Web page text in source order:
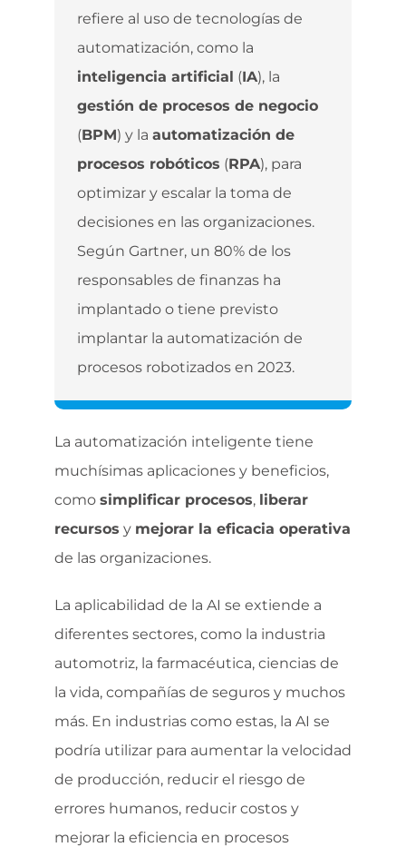
refiere al uso de tecnologías de
automatización, como la
inteligencia artificial (IA), la
gestión de procesos de negocio
(BPM) y la automatización de
procesos robóticos (RPA), para
optimizar y escalar la toma de
decisiones en las organizaciones.
Según Gartner, un 80% de los
responsables de finanzas ha
implantado o tiene previsto
implantar la automatización de
procesos robotizados en 2023.
La automatización inteligente tiene
muchísimas aplicaciones y beneficios,
como simplificar procesos, liberar
recursos y mejorar la eficacia operativa
de las organizaciones.
La aplicabilidad de la AI se extiende a
diferentes sectores, como la industria
automotriz, la farmacéutica, ciencias de
la vida, compañías de seguros y muchos
más. En industrias como estas, la AI se
podría utilizar para aumentar la velocidad
de producción, reducir el riesgo de
errores humanos, reducir costos y
mejorar la eficiencia en procesos